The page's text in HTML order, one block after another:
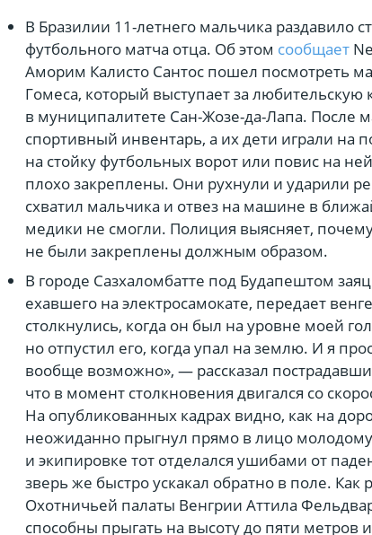
В Бразилии 11-летнего мальчика раздавило
футбольного матча отца. Об этом сообщает
Аморим Калисто Сантос пошел посмотреть
Гомеса, который выступает за любительскую
в муниципалитете Сан-Жозе-да-Лапа. После
спортивный инвентарь, а их дети играли на
на стойку футбольных ворот или повис на
плохо закреплены. Они рухнули и ударили
схватил мальчика и отвез на машине в
медики не смогли. Полиция выясняет,
не были закреплены должным образом.
В городе Сазхаломбатте под Будапештом
ехавшего на электросамокате, передает
столкнулись, когда он был на уровне моей
но отпустил его, когда упал на землю. И я
вообще возможно», — рассказал
что в момент столкновения двигался со
На опубликованных кадрах видно, как на
неожиданно прыгнул прямо в лицо
и экипировке тот отделался ушибами от
зверь же быстро ускакал обратно в поле. Как
Охотничьей палаты Венгрии Аттила
способны прыгать на высоту до пяти метров